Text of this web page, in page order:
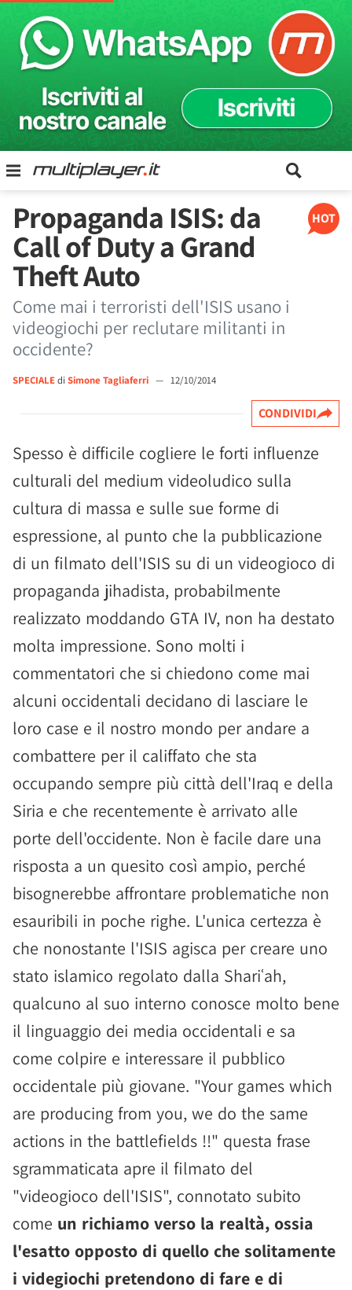
HOT
Propaganda ISIS: da
Call of Duty a Grand
Theft Auto
Come mai i terroristi dell'ISIS usano i
videogiochi per reclutare militanti in
occidente?
SPECIALEdi Simone Tagliaferri — 12/10/2014
CONDIVIDI
Spesso è difficile cogliere le forti influenze
culturali del medium videoludico sulla
cultura di massa e sulle sue forme di
espressione, al punto che la pubblicazione
di un filmato dell'ISIS su di un videogioco di
propaganda jihadista, probabilmente
realizzato moddando GTA IV, non ha destato
molta impressione. Sono molti i
commentatori che si chiedono come mai
alcuni occidentali decidano di lasciare le
loro case e il nostro mondo per andare a
combattere per il califfato che sta
occupando sempre più città dell'Iraq e della
Siria e che recentemente è arrivato alle
porte dell'occidente. Non è facile dare una
risposta a un quesito così ampio, perché
bisognerebbe affrontare problematiche non
esauribili in poche righe. L'unica certezza è
che nonostante l'ISIS agisca per creare uno
stato islamico regolato dalla Shariʿah,
qualcuno al suo interno conosce molto bene
il linguaggio dei media occidentali e sa
come colpire e interessare il pubblico
occidentale più giovane. "Your games which
are producing from you, we do the same
actions in the battlefields !!" questa frase
sgrammaticata apre il filmato del
"videogioco dell'ISIS", connotato subito
come un richiamo verso la realtà, ossia
l'esatto opposto di quello che solitamente
i videgiochi pretendono di fare e di